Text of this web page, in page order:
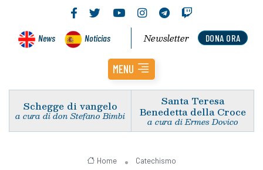
News Noticias DONA ORA
Newsletter
MENU
Schegge di vangelo
a cura di don Stefano Bimbi
Santa Teresa
Benedetta della Croce
a cura di Ermes Dovico
Home Catechismo